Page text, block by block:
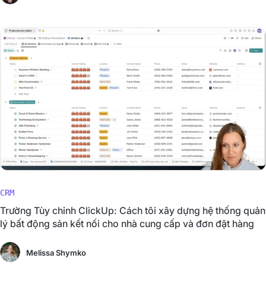
CRM
Trường Tùy chỉnh ClickUp: Cách tôi xây dựng hệ thống quản
lý bất động sản kết nối cho nhà cung cấp và đơn đặt hàng
Melissa Shymko